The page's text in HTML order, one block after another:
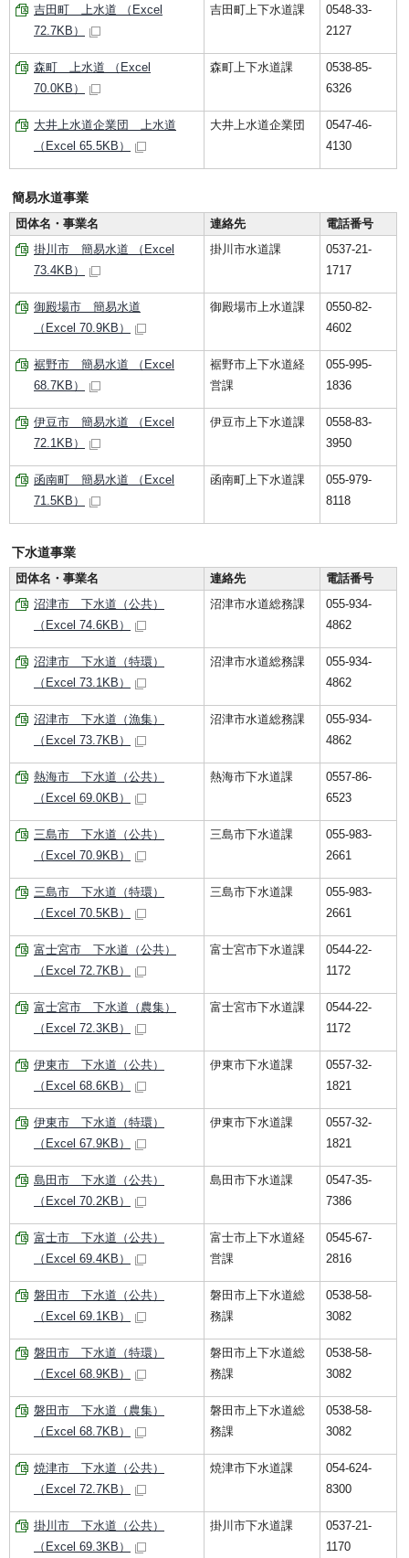
吉田町 上水道 （Excel
72.7KB）
吉田町上下水道課
0548-33-
2127
森町 上水道 （Excel
70.0KB）
森町上下水道課
0538-85-
6326
大井上水道企業団 上水道
（Excel 65.5KB）
大井上水道企業団
0547-46-
4130
簡易水道事業
団体名・事業名
連絡先
電話番号
掛川市 簡易水道 （Excel
73.4KB）
掛川市水道課
0537-21-
1717
御殿場市 簡易水道
（Excel 70.9KB）
御殿場市上水道課
0550-82-
4602
裾野市 簡易水道 （Excel
68.7KB）
裾野市上下水道経
営課
055-995-
1836
伊豆市 簡易水道 （Excel
72.1KB）
伊豆市上下水道課
0558-83-
3950
函南町 簡易水道 （Excel
71.5KB）
函南町上下水道課
055-979-
8118
下水道事業
団体名・事業名
連絡先
電話番号
沼津市 下水道（公共）
（Excel 74.6KB）
沼津市水道総務課
055-934-
4862
沼津市 下水道（特環）
（Excel 73.1KB）
沼津市水道総務課
055-934-
4862
沼津市 下水道（漁集）
（Excel 73.7KB）
沼津市水道総務課
055-934-
4862
熱海市 下水道（公共）
（Excel 69.0KB）
熱海市下水道課
0557-86-
6523
三島市 下水道（公共）
（Excel 70.9KB）
三島市下水道課
055-983-
2661
三島市 下水道（特環）
（Excel 70.5KB）
三島市下水道課
055-983-
2661
富士宮市 下水道（公共）
（Excel 72.7KB）
富士宮市下水道課
0544-22-
1172
富士宮市 下水道（農集）
（Excel 72.3KB）
富士宮市下水道課
0544-22-
1172
伊東市 下水道（公共）
（Excel 68.6KB）
伊東市下水道課
0557-32-
1821
伊東市 下水道（特環）
（Excel 67.9KB）
伊東市下水道課
0557-32-
1821
島田市 下水道（公共）
（Excel 70.2KB）
島田市下水道課
0547-35-
7386
富士市 下水道（公共）
（Excel 69.4KB）
富士市上下水道経
営課
0545-67-
2816
磐田市 下水道（公共）
（Excel 69.1KB）
磐田市上下水道総
務課
0538-58-
3082
磐田市 下水道（特環）
（Excel 68.9KB）
磐田市上下水道総
務課
0538-58-
3082
磐田市 下水道（農集）
（Excel 68.7KB）
磐田市上下水道総
務課
0538-58-
3082
焼津市 下水道（公共）
（Excel 72.7KB）
焼津市下水道課
054-624-
8300
掛川市 下水道（公共）
（Excel 69.3KB）
掛川市下水道課
0537-21-
1170